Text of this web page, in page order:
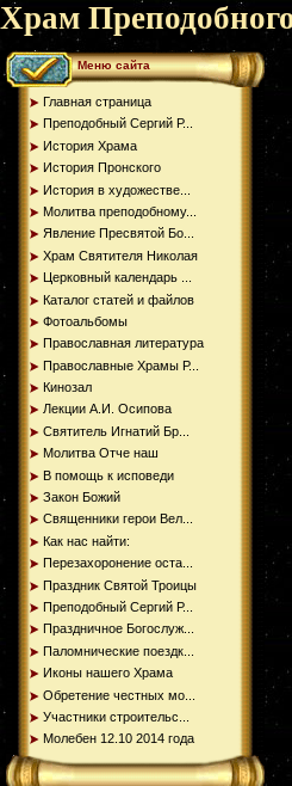
Храм
Меню сайта
Главная страница
Преподобный Сергий Р...
История Храма
История Пронского
История в художестве...
Молитва преподобному...
Явление Пресвятой Бо...
Храм Святителя Николая
Церковный календарь ...
Каталог статей и файлов
Фотоальбомы
Православная литература
Православные Храмы Р...
Кинозал
Лекции А.И. Осипова
Святитель Игнатий Бр...
Молитва Отче наш
В помощь к исповеди
Закон Божий
Священники герои Вел...
Как нас найти:
Перезахоронение оста...
Праздник Святой Троицы
Преподобный Сергий Р...
Праздничное Богослуж...
Паломнические поездк...
Иконы нашего Храма
Обретение честных мо...
Участники строительс...
Молебен 12.10 2014 года